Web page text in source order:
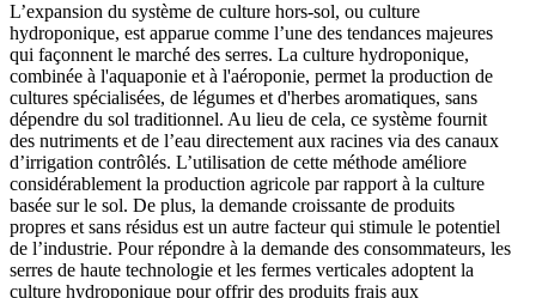
L’expansion du système de culture hors-sol, ou culture
hydroponique, est apparue comme l’une des tendances majeures
qui façonnent le marché des serres. La culture hydroponique,
combinée à l'aquaponie et à l'aéroponie, permet la production de
cultures spécialisées, de légumes et d'herbes aromatiques, sans
dépendre du sol traditionnel. Au lieu de cela, ce système fournit
des nutriments et de l’eau directement aux racines via des canaux
d’irrigation contrôlés. L’utilisation de cette méthode améliore
considérablement la production agricole par rapport à la culture
basée sur le sol. De plus, la demande croissante de produits
propres et sans résidus est un autre facteur qui stimule le potentiel
de l’industrie. Pour répondre à la demande des consommateurs, les
serres de haute technologie et les fermes verticales adoptent la
culture hydroponique pour offrir des produits frais aux